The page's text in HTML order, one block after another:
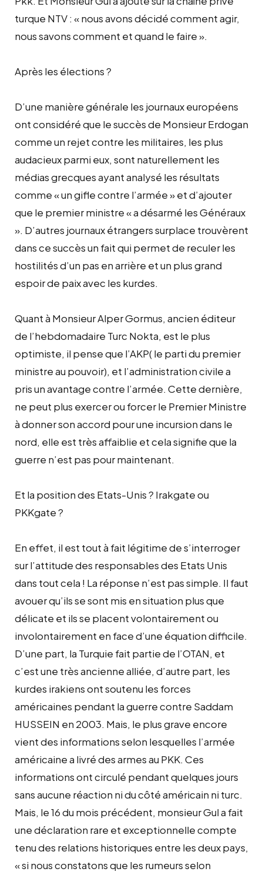
turque NTV : « nous avons décidé comment agir,
nous savons comment et quand le faire ».
Après les élections ?
D’une manière générale les journaux européens
ont considéré que le succès de Monsieur Erdogan
comme un rejet contre les militaires, les plus
audacieux parmi eux, sont naturellement les
médias grecques ayant analysé les résultats
comme « un gifle contre l’armée » et d’ajouter
que le premier ministre « a désarmé les Généraux
». D’autres journaux étrangers surplace trouvèrent
dans ce succès un fait qui permet de reculer les
hostilités d’un pas en arrière et un plus grand
espoir de paix avec les kurdes.
Quant à Monsieur Alper Gormus, ancien éditeur
de l’hebdomadaire Turc Nokta, est le plus
optimiste, il pense que l’AKP( le parti du premier
ministre au pouvoir), et l’administration civile a
pris un avantage contre l’armée. Cette dernière,
ne peut plus exercer ou forcer le Premier Ministre
à donner son accord pour une incursion dans le
nord, elle est très affaiblie et cela signifie que la
guerre n’est pas pour maintenant.
Et la position des Etats-Unis ? Irakgate ou
PKKgate ?
En effet, il est tout à fait légitime de s’interroger
sur l’attitude des responsables des Etats Unis
dans tout cela ! La réponse n’est pas simple. Il faut
avouer qu’ils se sont mis en situation plus que
délicate et ils se placent volontairement ou
involontairement en face d’une équation difficile.
D’une part, la Turquie fait partie de l’OTAN, et
c’est une très ancienne alliée, d’autre part, les
kurdes irakiens ont soutenu les forces
américaines pendant la guerre contre Saddam
HUSSEIN en 2003. Mais, le plus grave encore
vient des informations selon lesquelles l’armée
américaine a livré des armes au PKK. Ces
informations ont circulé pendant quelques jours
sans aucune réaction ni du côté américain ni turc.
Mais, le 16 du mois précédent, monsieur Gul a fait
une déclaration rare et exceptionnelle compte
tenu des relations historiques entre les deux pays,
« si nous constatons que les rumeurs selon